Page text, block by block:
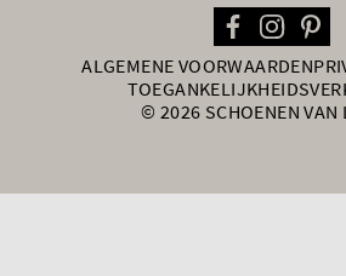
ALGEMENE VOORWAARDEN
© 2026 SCHOENEN VAN